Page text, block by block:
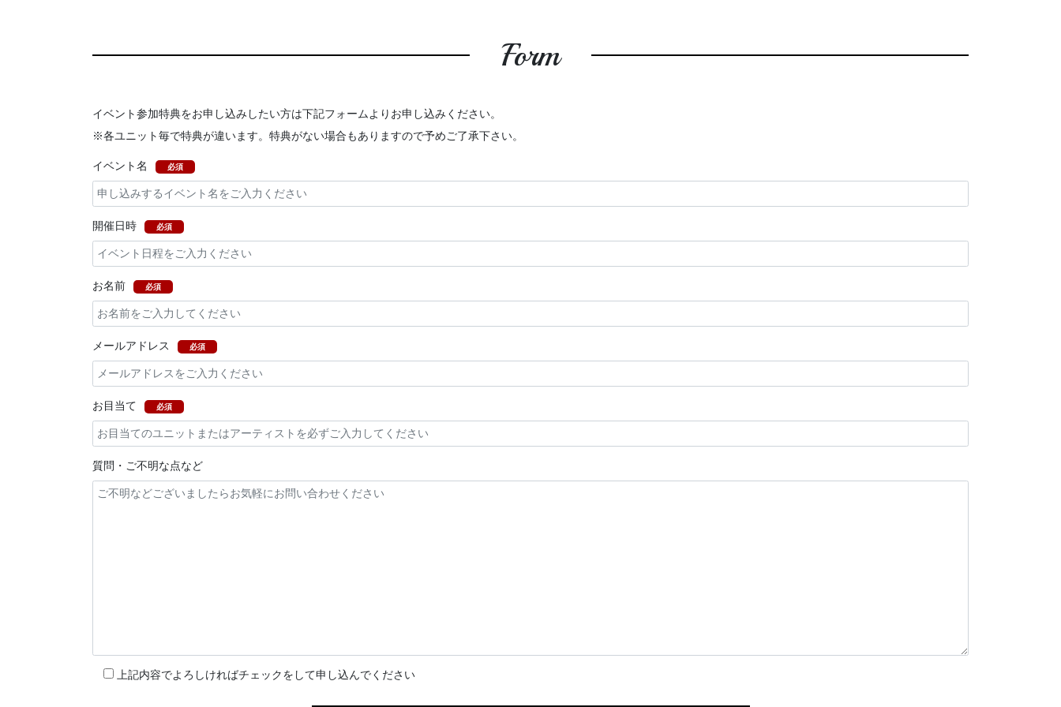
Form
イベント参加特典をお申し込みしたい方は下記フォームよりお申し込みください。
※各ユニット毎で特典が違います。特典がない場合もありますので予めご了承下さい。
イベント名 必須
開催日時 必須
お名前 必須
メールアドレス 必須
お目当て 必須
質問・ご不明な点など
上記内容でよろしければチェックをして申し込んでください